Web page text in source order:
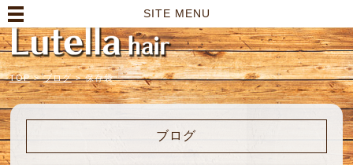
SITE MENU
TOP > ブログ > 保存袋
ブログ